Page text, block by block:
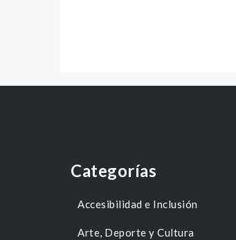
Categorías
Accesibilidad e Inclusión
Arte, Deporte y Cultura